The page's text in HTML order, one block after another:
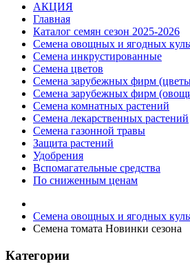
АКЦИЯ
Главная
Каталог семян сезон 2025-2026
Семена овощных и ягодных
Семена инкрустированные
Семена цветов
Семена зарубежных фирм
Семена зарубежных фирм
Семена комнатных растений
Семена лекарственных растений
Семена газонной травы
Защита растений
Удобрения
Вспомагательные средства
По сниженным ценам
Семена овощных и ягодных
Семена томата Новинки сезона
Категории